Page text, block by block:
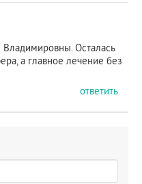
Осталась
а главное лечение без
ответить